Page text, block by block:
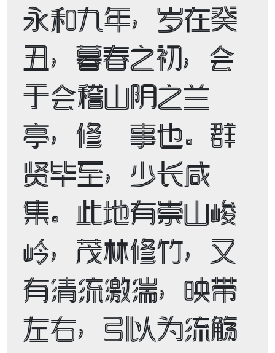
永和九年，岁在癸
丑，暮春之初，会
于会稽山阴之兰
亭，修禊事也。群
贤毕至，少长咸
集。此地有崇山峻
岭，茂林修竹，又
有清流激湍，映带
左右，引以为流觞